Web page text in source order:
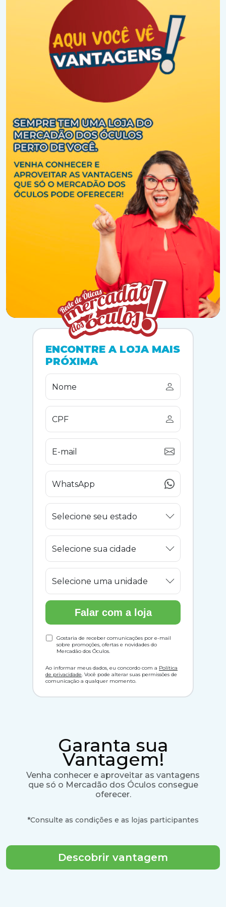
ENCONTRE A LOJA MAIS
PRÓXIMA
Selecione seu estado
Selecione sua cidade
Selecione uma unidade
Falar com a loja
Gostaria de receber comunicações por e-mail
sobre promoções, ofertas e novidades do
Mercadão dos Óculos.
Ao informar meus dados, eu concordo com a Política
de privacidade. Você pode alterar suas permissões de
comunicação a qualquer momento.
Garanta sua
Vantagem!
Venha conhecer e aproveitar as vantagens
que só o Mercadão dos Óculos consegue
oferecer.
*Consulte as condições e as lojas participantes
Descobrir vantagem